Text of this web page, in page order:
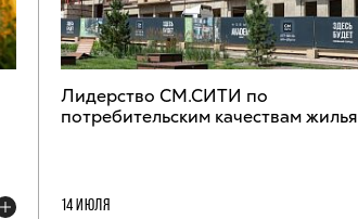
Лидерство СМ.СИТИ по
потребительским качествам жилья
14 ИЮЛЯ